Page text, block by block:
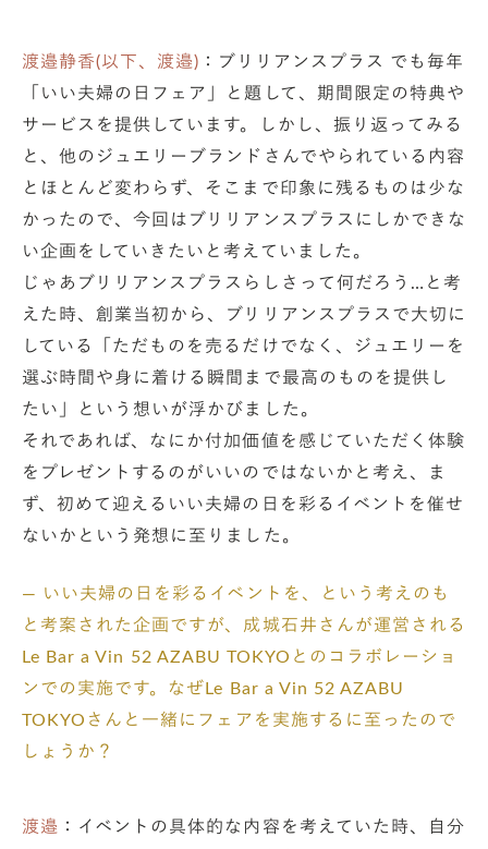
渡邉静香(以下、渡邉) ：ブリリアンスプラス でも毎年
「いい夫婦の日フェア」と題して、期間限定の特典や
サービスを提供しています。しかし、振り返ってみる
と、他のジュエリーブランドさんでやられている内容
とほとんど変わらず、そこまで印象に残るものは少な
かったので、今回はブリリアンスプラスにしかできな
い企画をしていきたいと考えていました。
じゃあブリリアンスプラスらしさって何だろう…と考
えた時、創業当初から、ブリリアンスプラスで大切に
している「ただものを売るだけでなく、ジュエリーを
選ぶ時間や身に着ける瞬間まで最高のものを提供し
たい」という想いが浮かびました。
それであれば、なにか付加価値を感じていただく体験
をプレゼントするのがいいのではないかと考え、ま
ず、初めて迎えるいい夫婦の日を彩るイベントを催せ
ないかという発想に至りました。
— いい夫婦の日を彩るイベントを、という考えのも
と考案された企画ですが、成城石井さんが運営される
Le Bar a Vin 52 AZABU TOKYOとのコラボレーショ
ンでの実施です。なぜLe Bar a Vin 52 AZABU
TOKYOさんと一緒にフェアを実施するに至ったので
しょうか？
渡邉 ：イベントの具体的な内容を考えていた時、自分